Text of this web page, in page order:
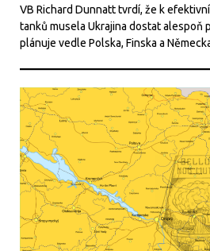
VB Richard Dunnatt tvrdí, že k
tanků musela Ukrajina dostat alespoň
plánuje vedle Polska, Finska a